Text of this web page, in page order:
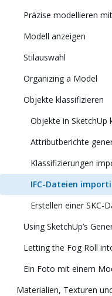
Präzise modellieren
Modell anzeigen
Stilauswahl
Organizing a Model
Objekte klassifizieren
Objekte in SketchUp
Attributberichte
Klassifizierungen
IFC-Dateien
Erstellen einer SKC-
Using SketchUp’s
Letting the Fog Roll
Materialien, Texturen